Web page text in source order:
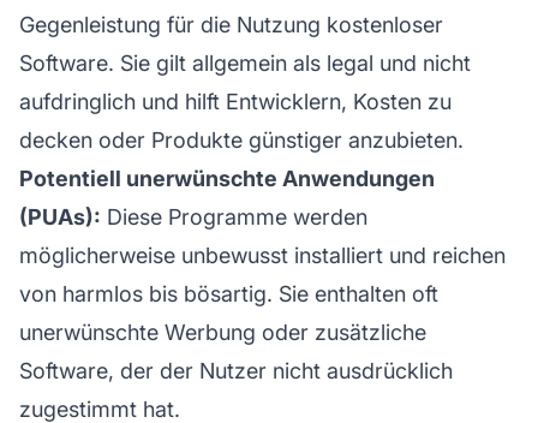
Gegenleistung für die Nutzung kostenloser
Software. Sie gilt allgemein als legal und nicht
aufdringlich und hilft Entwicklern, Kosten zu
decken oder Produkte günstiger anzubieten.
Potentiell unerwünschte Anwendungen
(PUAs): Diese Programme werden
möglicherweise unbewusst installiert und reichen
von harmlos bis bösartig. Sie enthalten oft
unerwünschte Werbung oder zusätzliche
Software, der der Nutzer nicht ausdrücklich
zugestimmt hat.